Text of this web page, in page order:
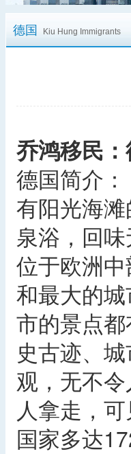
德国 Kiu Hung Immigrants
乔鸿移民
德国简介
有阳光海
泉浴，回
位于欧洲
和最大的
市的景点
史古迹、
观，无不
人拿走，
国家多达